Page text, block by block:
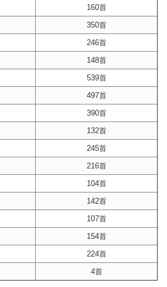
160首
350首
246首
148首
539首
497首
390首
132首
245首
216首
104首
142首
107首
154首
224首
4首